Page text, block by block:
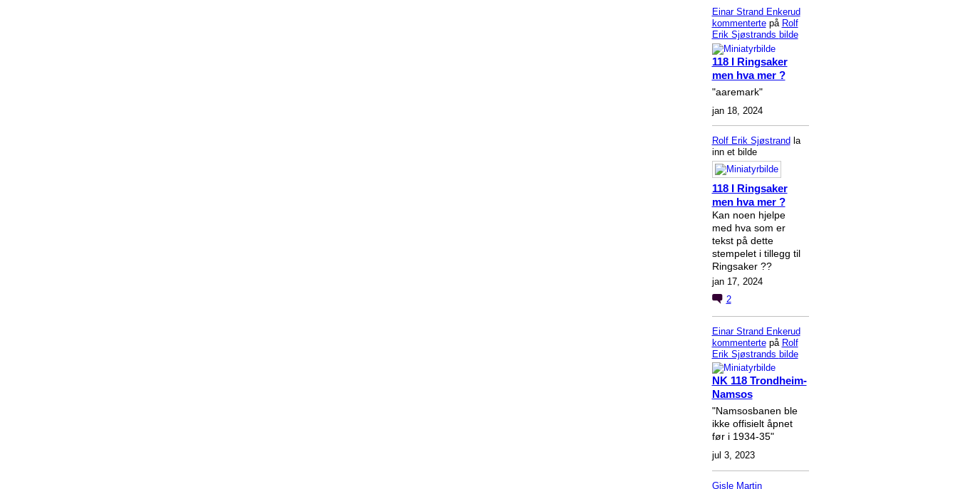
Einar Strand Enkerud
kommentertepå Rolf
Erik Sjøstrands bilde
118 I Ringsaker
men hva mer ?
"aaremark"
jan 18, 2024
Rolf Erik Sjøstrand la
inn et bilde
118 I Ringsaker
men hva mer ?
Kan noen hjelpe
med hva som er
tekst på dette
stempelet i tillegg til
Ringsaker ??
jan 17, 2024
2
Einar Strand Enkerud
kommentertepå Rolf
Erik Sjøstrands bilde
NK 118 Trondheim-
Namsos
"Namsosbanen ble
ikke offisielt åpnet
før i 1934-35"
jul 3, 2023
Gisle Martin